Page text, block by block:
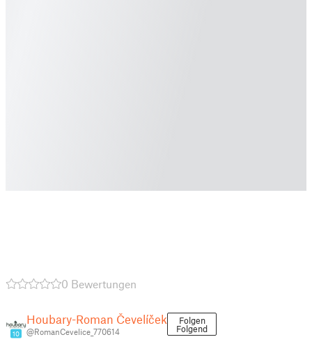
0 Bewertungen
10
Houbary-Roman Čevelíček
@RomanCevelice_770614
Folgen
Folgend